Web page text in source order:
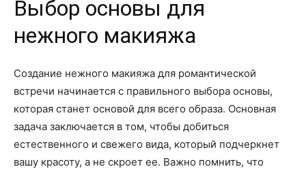
Выбор основы для
нежного макияжа
Создание нежного макияжа для романтической
встречи начинается с правильного выбора основы,
которая станет основой для всего образа. Основная
задача заключается в том, чтобы добиться
естественного и свежего вида, который подчеркнет
вашу красоту, а не скроет ее. Важно помнить, что